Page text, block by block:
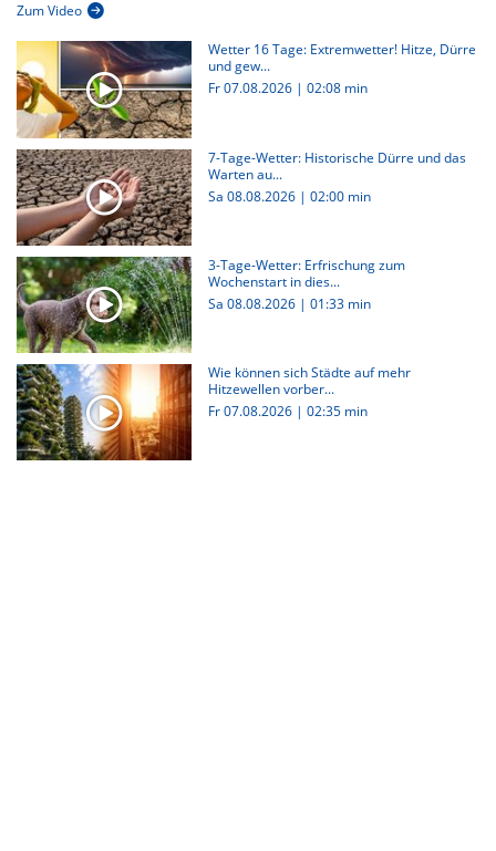
Zum Video
Wetter 16 Tage: Extremwetter! Hitze, Dürre
und gew...
Fr 07.08.2026 | 02:08 min
7-Tage-Wetter: Historische Dürre und das
Warten au...
Sa 08.08.2026 | 02:00 min
3-Tage-Wetter: Erfrischung zum
Wochenstart in dies...
Sa 08.08.2026 | 01:33 min
Wie können sich Städte auf mehr
Hitzewellen vorber...
Fr 07.08.2026 | 02:35 min